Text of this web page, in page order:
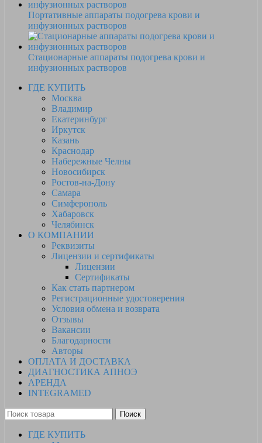
Портативные аппараты подогрева крови и
инфузионных растворов
Стационарные аппараты подогрева крови и
инфузионных растворов
ГДЕ КУПИТЬ
Москва
Владимир
Екатеринбург
Иркутск
Казань
Краснодар
Набережные Челны
Новосибирск
Ростов-на-Дону
Самара
Симферополь
Хабаровск
Челябинск
О КОМПАНИИ
Реквизиты
Лицензии и сертификаты
Лицензии
Сертификаты
Как стать партнером
Регистрационные удостоверения
Условия обмена и возврата
Отзывы
Вакансии
Благодарности
Авторы
ОПЛАТА И ДОСТАВКА
ДИАГНОСТИКА АПНОЭ
АРЕНДА
INTEGRAMED
Поиск
ГДЕ КУПИТЬ